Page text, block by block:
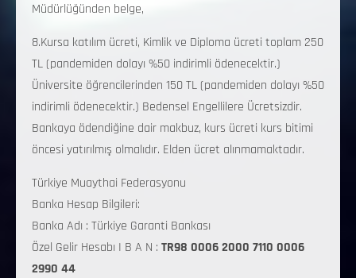
Müdürlüğünden belge,
8.Kursa katılım ücreti, Kimlik ve Diploma ücreti toplam 250
TL (pandemiden dolayı %50 indirimli ödenecektir.)
Üniversite öğrencilerinden 150 TL (pandemiden dolayı %50
indirimli ödenecektir.) Bedensel Engellilere Ücretsizdir.
Bankaya ödendiğine dair makbuz, kurs ücreti kurs bitimi
öncesi yatırılmış olmalıdır. Elden ücret alınmamaktadır.
Türkiye Muaythai Federasyonu
Banka Hesap Bilgileri:
Banka Adı : Türkiye Garanti Bankası
Özel Gelir Hesabı I B A N : TR98 0006 2000 7110 0006
2990 44